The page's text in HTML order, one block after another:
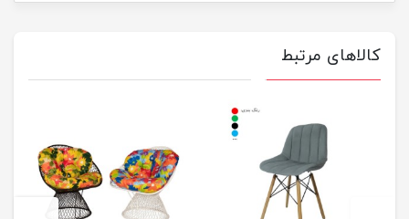
کالاهای مرتبط